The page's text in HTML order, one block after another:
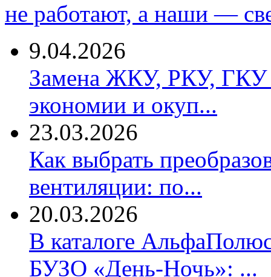
не работают, а наши —
9.04.2026
Замена ЖКУ, РКУ, ГКУ
экономии и окуп...
23.03.2026
Как выбрать
вентиляции: по...
20.03.2026
В каталоге
БУЗО «День-Ночь»: ...